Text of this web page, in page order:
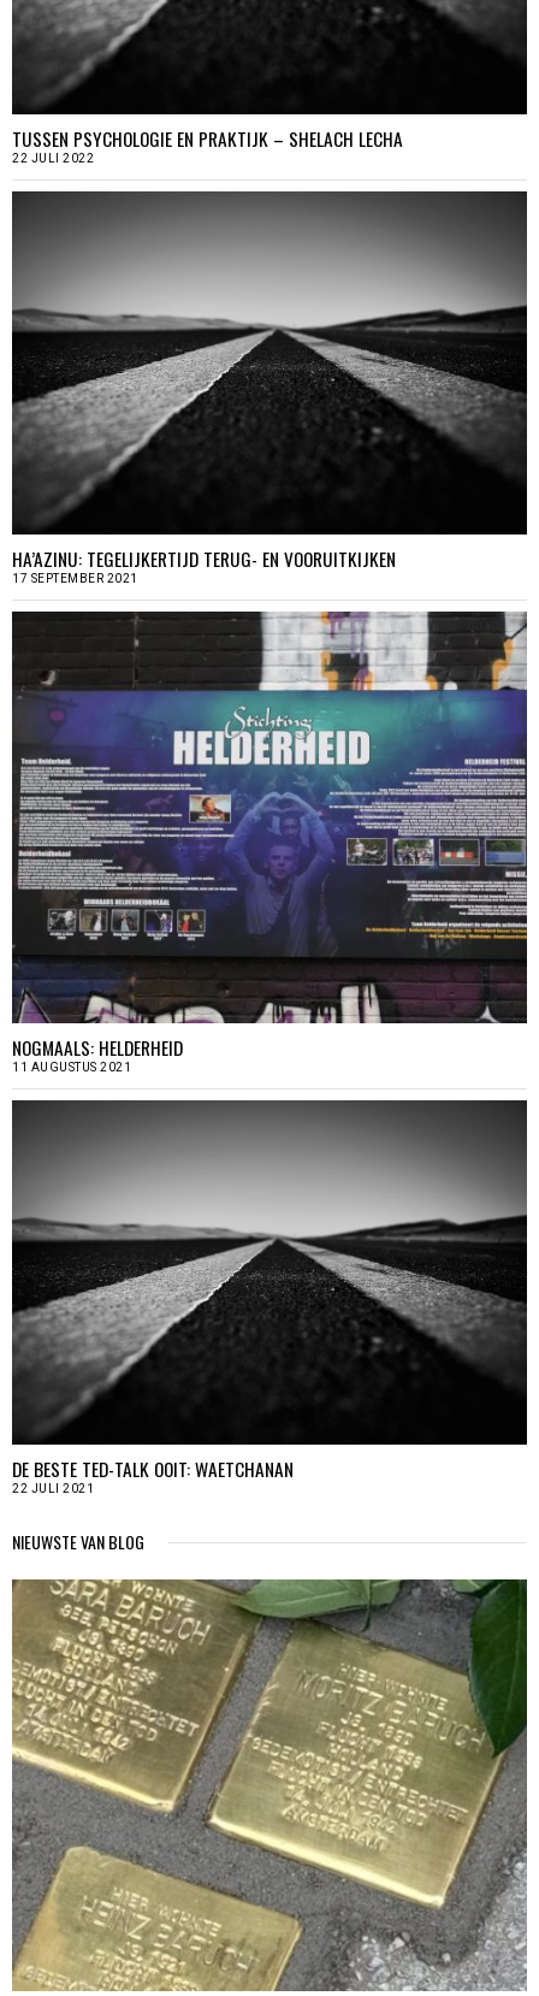
TUSSEN PSYCHOLOGIE EN PRAKTIJK – SHELACH LECHA
22 JULI 2022
HA’AZINU: TEGELIJKERTIJD TERUG- EN VOORUITKIJKEN
17 SEPTEMBER 2021
NOGMAALS: HELDERHEID
11 AUGUSTUS 2021
DE BESTE TED-TALK OOIT: WAETCHANAN
22 JULI 2021
NIEUWSTE VAN BLOG